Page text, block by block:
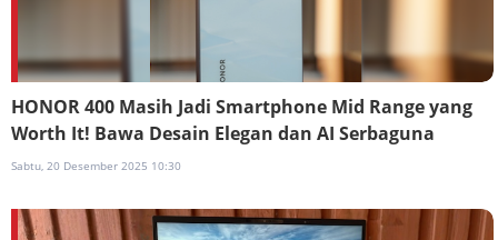
HONOR 400 Masih Jadi Smartphone Mid Range yang
Worth It! Bawa Desain Elegan dan AI Serbaguna
Sabtu, 20 Desember 2025 10:30